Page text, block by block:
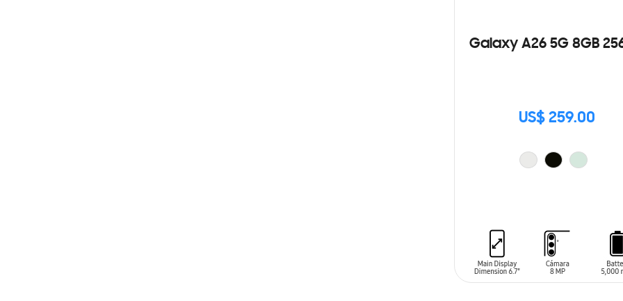
Galaxy A26 5G 8GB
US$ 259.00